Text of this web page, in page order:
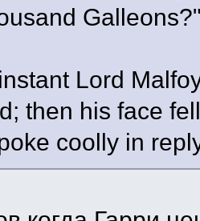
Lord
then his face
coolly in